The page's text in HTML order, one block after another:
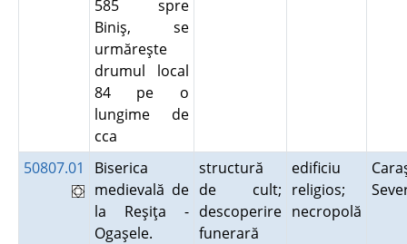
585 spre
Biniş, se
urmăreşte
drumul local
84 pe o
lungime de
cca
50807.01
Biserica
medievală de
la Reşiţa -
Ogaşele.
structură
de cult;
descoperire
funerară
edificiu
religios;
necropolă